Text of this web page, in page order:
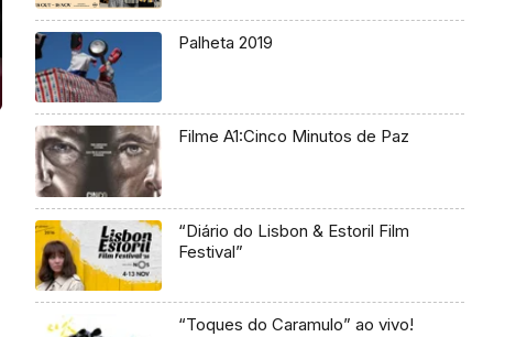
Palheta 2019
Filme A1:Cinco Minutos de Paz
“Diário do Lisbon & Estoril Film
Festival”
“Toques do Caramulo” ao vivo!